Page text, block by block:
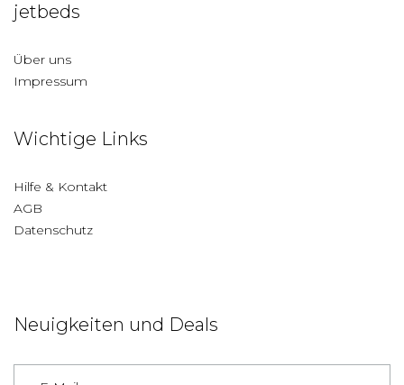
jetbeds
Über uns
Impressum
Wichtige Links
Hilfe & Kontakt
AGB
Datenschutz
Neuigkeiten und Deals